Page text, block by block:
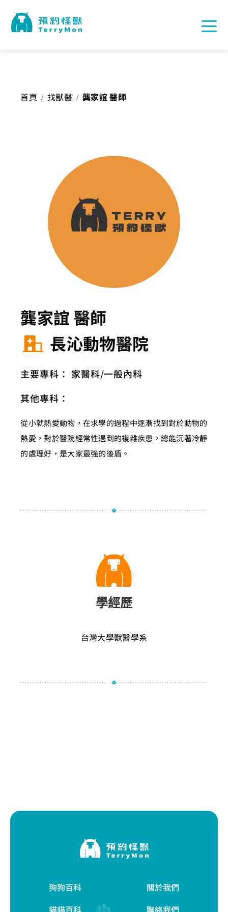
首頁 / 找獸醫 / 龔家誼 醫師
龔家誼 醫師
長沁動物醫院
主要專科： 家醫科 一般內科
其他專科：
從小就熱愛動物，在求學的過程中逐漸找到對於動物的
熱愛，對於醫院經常性遇到的複雜疾患，總能沉著冷靜
的處理好，是大家最強的後盾。
學經歷
台灣大學獸醫學系
狗狗百科
貓貓百科
關於我們
聯絡我們